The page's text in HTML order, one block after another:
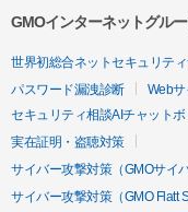
GMOインターネットグル
世界初総合ネットセキュリテ
パスワード漏洩診断
Web
セキュリティ相談AIチャットボ
実在証明・盗聴対策
サイバー攻撃対策（GMOサイ
サイバー攻撃対策（GMO Flatt